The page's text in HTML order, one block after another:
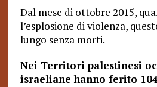
Dal mese di ottobre 2015,
l’esplosione di violenza,
lungo senza morti.
Nei Territori palestinesi
israeliane hanno ferito